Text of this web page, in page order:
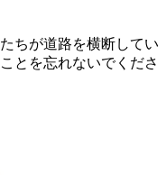
ちが道路を横断してい
とを忘れないでくださ